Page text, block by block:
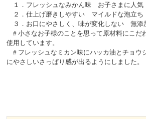
１．フレッシュなみかん味 お子さまに人気
２．仕上げ磨きしやすい マイルドな泡立ち
３．お口にやさしく、味が変化しない 無添
# 小さなお子様のことを思って原材料にこだ
使用しています。
# フレッシュなミカン味にハッカ油とチョウ
にやさしいさっぱり感が出るようにしました。